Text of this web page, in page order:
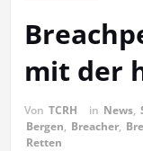
mit der
Von TCRH in News,
Bergen, Breacher,
Retten